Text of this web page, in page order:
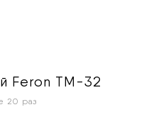
Feron TM-32
20 раз